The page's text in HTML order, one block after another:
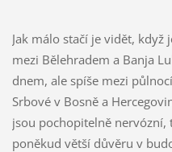
Jak málo stačí je vidět, když
mezi Bělehradem a Banja
dnem, ale spíše mezi
Srbové v Bosně a
jsou pochopitelně
poněkud větší důvěru v